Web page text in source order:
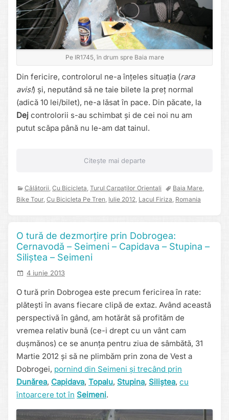
Pe IR1745, în drum spre Baia mare
Din fericire, controlorul ne-a înțeles situația (rara
avis!) și, neputând să ne taie bilete la preț normal
(adică 10 lei/bilet), ne-a lăsat în pace. Din păcate, la
Dej controlorii s-au schimbat și de cei noi nu am
putut scăpa până nu le-am dat tainul.
Citește mai departe
Călătorii Cu Bicicleta Turul Carpaților Orientali Baia Mare
Bike Tour Cu Bicicleta Pe Tren Iulie 2012 Lacul Firiza Romania
O tură de dezmorțire prin Dobrogea:
Cernavodă – Seimeni – Capidava – Stupina –
Siliștea – Seimeni
4 iunie 2013
O tură prin Dobrogea este precum fericirea în rate:
plătești în avans fiecare clipă de extaz. Având această
perspectivă în gând, am hotărât să profităm de
vremea relativ bună (ce-i drept cu un vânt cam
dușmănos) ce se anunța pentru ziua de sâmbătă, 31
Martie 2012 și să ne plimbăm prin zona de Vest a
Dobrogei, pornind din Seimeni și trecând prin
Dunărea, Capidava, Topalu, Stupina, Siliștea, cu
întoarcere tot în Seimeni.